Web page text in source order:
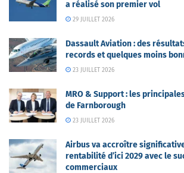
a réalisé son premier vol
29 JUILLET 2026
Dassault Aviation : des
records et quelques moins
23 JUILLET 2026
MRO & Support : les
de Farnborough
23 JUILLET 2026
Airbus va accroître
rentabilité d’ici 2029 avec le
commerciaux